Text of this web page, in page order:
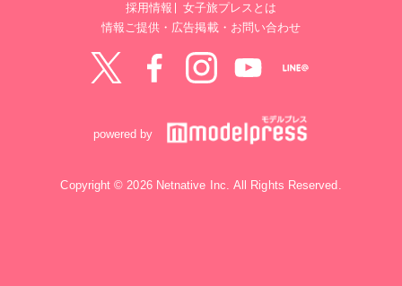
採用情報
女子旅プレスとは
情報ご提供・広告掲載・お問い合わせ
Facebook
powered by
Copyright © 2026 Netnative Inc. All Rights Reserved.